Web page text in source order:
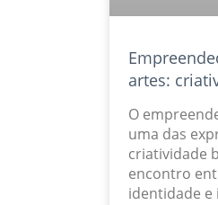
artes:
O
uma das
criatividade
encontro
identidade e